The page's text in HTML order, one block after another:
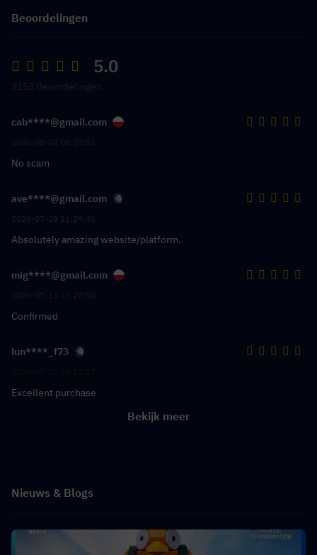
Beoordelingen
5.0
cab****@gmail.com
No scam
ave****@gmail.com
Absolutely amazing website/platform.
mig****@gmail.com
Confirmed
lun****_f73
Excellent purchase
Bekijk meer
Nieuws & Blogs